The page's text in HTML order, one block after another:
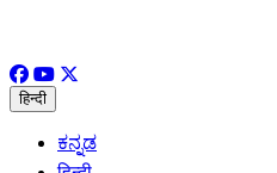
हिन्दी
ಕನ್ನಡ